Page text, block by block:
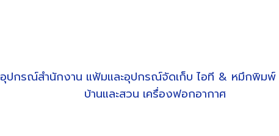
อุปกรณ์สำนักงาน แฟ้มและอุปกรณ์จัดเก็บ ไอที & หมึกพิมพ์
บ้านและสวน เครื่องฟอกอากาศ